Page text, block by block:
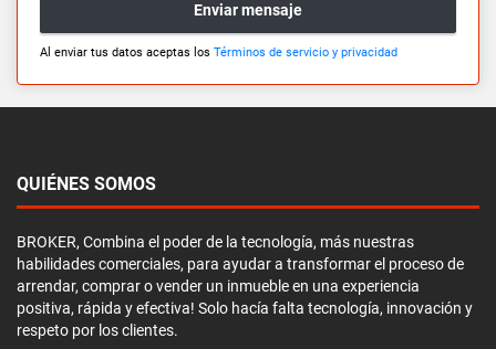
Enviar mensaje
Al enviar tus datos aceptas los Términos de servicio y privacidad
QUIÉNES SOMOS
BROKER, Combina el poder de la tecnología, más nuestras
habilidades comerciales, para ayudar a transformar el proceso de
arrendar, comprar o vender un inmueble en una experiencia
positiva, rápida y efectiva! Solo hacía falta tecnología, innovación y
respeto por los clientes.